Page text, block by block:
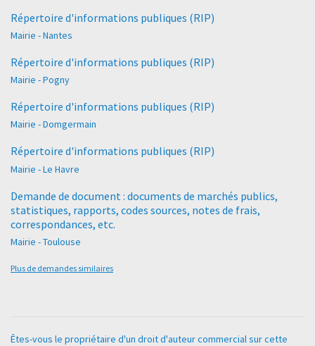
Répertoire d'informations publiques (RIP)
Mairie - Nantes
Répertoire d'informations publiques (RIP)
Mairie - Pogny
Répertoire d'informations publiques (RIP)
Mairie - Domgermain
Répertoire d'informations publiques (RIP)
Mairie - Le Havre
Demande de document : documents de marchés publics,
statistiques, rapports, codes sources, notes de frais,
correspondances, etc.
Mairie - Toulouse
Plus de demandes similaires
Êtes-vous le propriétaire d'un droit d'auteur commercial sur cette